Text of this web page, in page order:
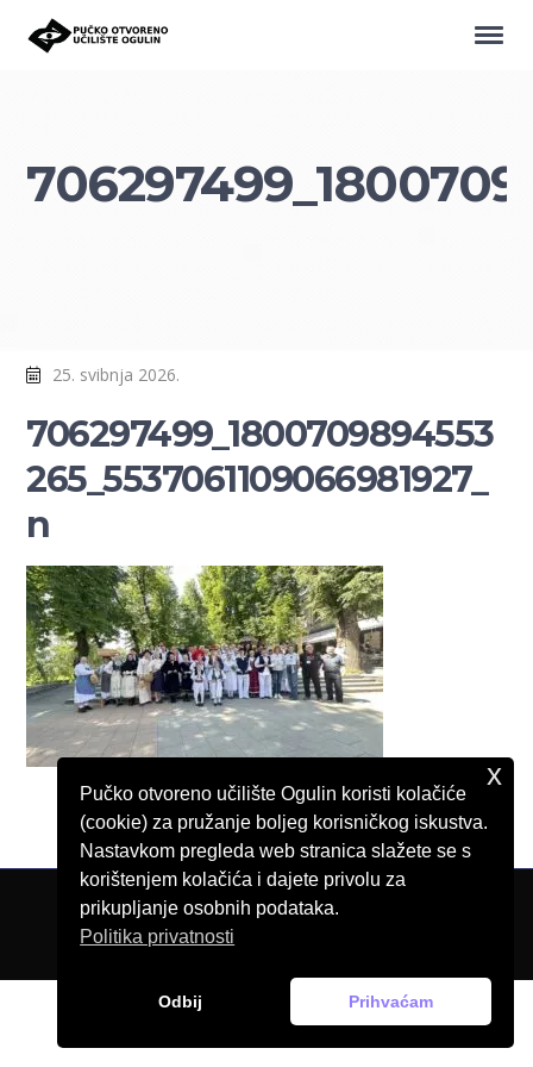
25. svibnja 2026.
706297499_1800709894553
265_5537061109066981927_
n
© Pučko otvoreno učilište Ogulin, 2026.
Pučko otvoreno učilište Ogulin koristi kolačiće
(cookie) za pružanje boljeg korisničkog iskustva.
Nastavkom pregleda web stranica slažete se s
korištenjem kolačića i dajete privolu za
prikupljanje osobnih podataka.
Politika privatnosti
Odbij Prihvaćam
x